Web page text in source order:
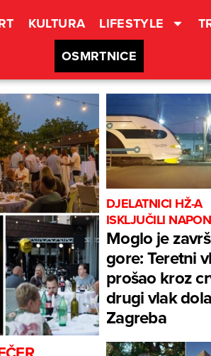
KULTURA LIFESTYLE
OSMRTNICE
DJELATNICI HŽ-A
ISKLJUČILI NAPON
Moglo je
gore: Teretni
prošao kroz
drugi vlak
Zagreba